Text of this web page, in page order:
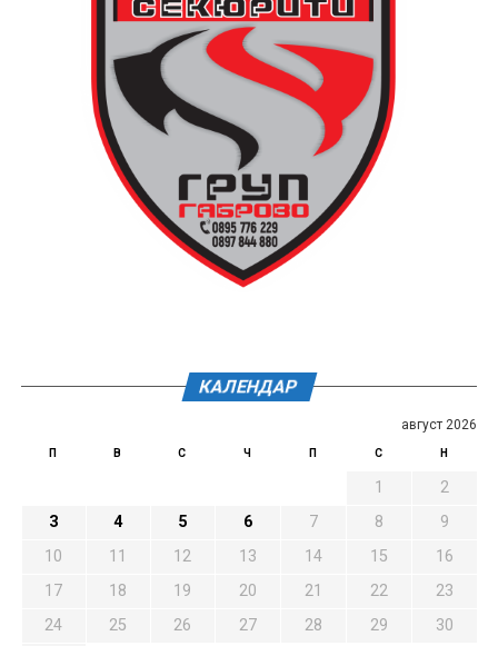
КАЛЕНДАР
август 2026
П В С Ч П С Н
1
2
3
4 5 6 7 8
9
10
11 12 13 14 15
16
17
18 19 20 21 22
23
24
25 26 27 28 29 30